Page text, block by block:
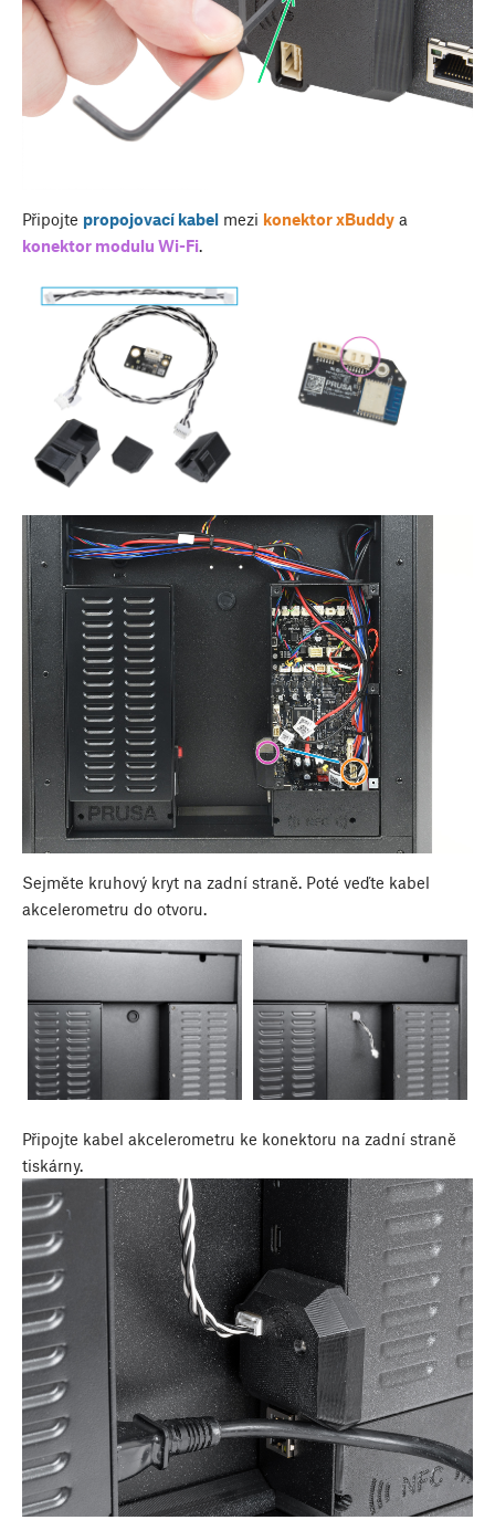
Připojte propojovací kabel mezi konektor xBuddy a
konektor modulu Wi-Fi.
Sejměte kruhový kryt na zadní straně. Poté veďte kabel
akcelerometru do otvoru.
Připojte kabel akcelerometru ke konektoru na zadní straně
tiskárny.